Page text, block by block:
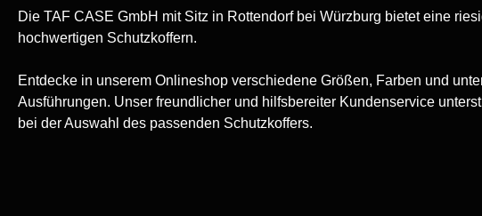
Die TAF CASE GmbH mit Sitz in Rottendorf bei Würzburg bietet eine
hochwertigen Schutzkoffern.
Entdecke in unserem Onlineshop verschiedene Größen, Farben und
Ausführungen. Unser freundlicher und hilfsbereiter Kundenservice
bei der Auswahl des passenden Schutzkoffers.